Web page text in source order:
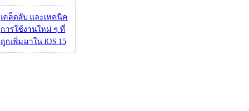
เคล็ดลับ และเทคนิค
การใช้งานใหม่ ๆ ที่
ถูกเพิ่มมาใน iOS 15